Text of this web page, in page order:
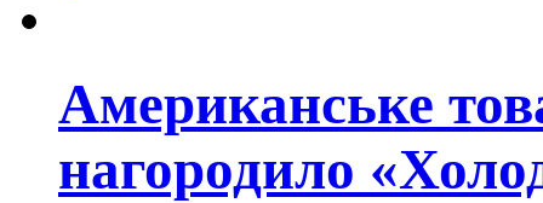
Американське
нагородило